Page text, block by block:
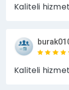
Kaliteli
Kaliteli